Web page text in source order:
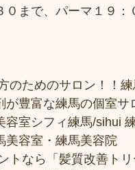
０まで、パーマ１９：
のためのサロン！！
が豊富な練馬の個室サ
容室シフィ練馬/sihui
美容室・練馬美容院
トなら「髪質改善ト